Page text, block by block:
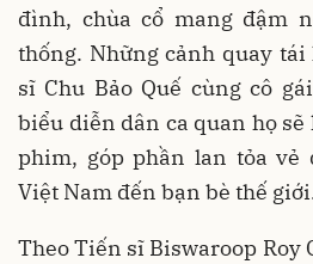
đình, chùa cổ mang đậm
thống. Những cảnh quay
sĩ Chu Bảo Quế cùng cô
biểu diễn dân ca quan họ
phim, góp phần lan tỏa vẻ
Việt Nam đến bạn bè thế
Theo Tiến sĩ Biswaroop Roy